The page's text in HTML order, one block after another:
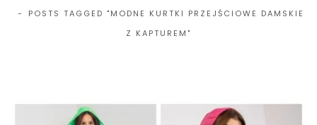
POSTS TAGGED "MODNE KURTKI PRZEJŚCIOWE DAMSKIE
Z KAPTUREM"